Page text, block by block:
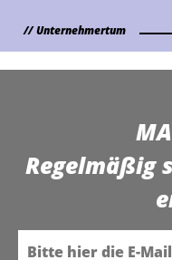
österreichischen
zu erreichen.
Unternehmertum
Regelmäßig
E-Mail